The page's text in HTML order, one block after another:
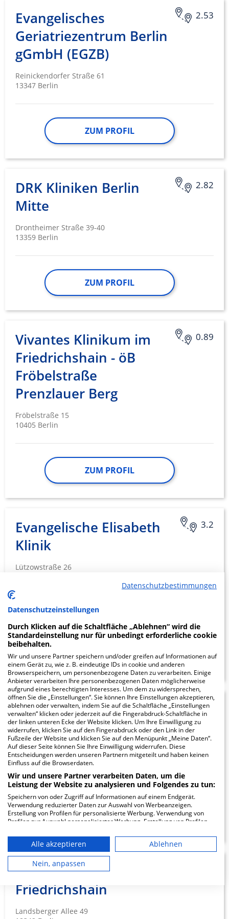
2.53
Evangelisches
Geriatriezentrum Berlin
gGmbH (EGZB)
Reinickendorfer Straße 61
13347 Berlin
ZUM PROFIL
2.82
DRK Kliniken Berlin
Mitte
Drontheimer Straße 39-40
13359 Berlin
ZUM PROFIL
0.89
Vivantes Klinikum im
Friedrichshain - öB
Fröbelstraße
Prenzlauer Berg
Fröbelstraße 15
10405 Berlin
ZUM PROFIL
3.2
Evangelische Elisabeth
Klinik
Lützowstraße 26
TERMIN ANFRAGEN
ZUM PROFIL
Anzeige
7.74
Vivantes Auguste-
Viktoria Klinikum
Rubensstraße 125
ZUM PROFIL
Vivantes Klinikum im
Friedrichshain
Landsberger Allee 49
Datenschutzbestimmungen
Datenschutzeinstellungen
Durch Klicken auf die Schaltfläche „Ablehnen“ wird die
Standardeinstellung nur für unbedingt erforderliche cookie
beibehalten.
Wir und unsere Partner speichern und/oder greifen auf Informationen auf
einem Gerät zu, wie z. B. eindeutige IDs in cookie und anderen
Browserspeichern, um personenbezogene Daten zu verarbeiten. Einige
Anbieter verarbeiten Ihre personenbezogenen Daten möglicherweise
aufgrund eines berechtigten Interesses. Um dem zu widersprechen,
öffnen Sie die „Einstellungen“. Sie können Ihre Einstellungen akzeptieren,
ablehnen oder verwalten, indem Sie auf die Schaltfläche „Einstellungen
verwalten“ klicken oder jederzeit auf die Fingerabdruck-Schaltfläche in
der linken unteren Ecke der Website klicken. Um Ihre Einwilligung zu
widerrufen, klicken Sie auf den Fingerabdruck oder den Link in der
Fußzeile der Website und klicken Sie auf den Menüpunkt „Meine Daten“.
Auf dieser Seite können Sie Ihre Einwilligung widerrufen. Diese
Entscheidungen werden unseren Partnern mitgeteilt und haben keinen
Einfluss auf die Browserdaten.
Wir und unsere Partner verarbeiten Daten, um die
Leistung der Website zu analysieren und Folgendes zu tun:
Speichern von oder Zugriff auf Informationen auf einem Endgerät.
Verwendung reduzierter Daten zur Auswahl von Werbeanzeigen.
Erstellung von Profilen für personalisierte Werbung. Verwendung von
Profilen zur Auswahl personalisierter Werbung. Erstellung von Profilen
personalisierter Inhalte. Messung der Werbeleistung. Messung der
Performance von Inhalten. Analyse von Zielgruppen durch Statistiken
oder Kombinationen von Daten aus verschiedenen Quellen. Entwicklung
und Verbesserung der Angebote. Verwendung reduzierter Daten zur
Auswahl von Inhalten.
die USA gesendet werden.
Website/App.
Alle akzeptieren
Ablehnen
Nein, anpassen